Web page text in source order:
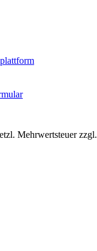
Mehrwertsteuer zzgl.